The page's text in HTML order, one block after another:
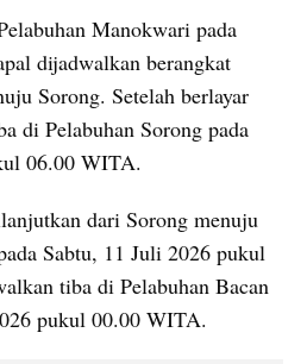
Manokwari pada
dijadwalkan berangkat
Sorong. Setelah berlayar
di Pelabuhan Sorong pada
06.00 WITA.
dari Sorong menuju
Sabtu, 11 Juli 2026 pukul
tiba di Pelabuhan Bacan
pukul 00.00 WITA.